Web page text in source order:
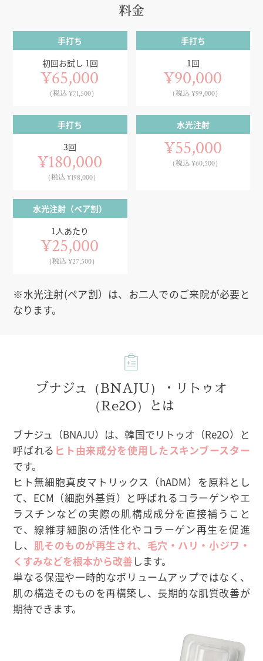
料金
手打ち
初回お試し 1回
¥65,000
（税込 ¥71,500）
手打ち
1回
¥90,000
（税込 ¥99,000）
手打ち
3回
¥180,000
（税込 ¥198,000）
水光注射
¥55,000
（税込 ¥60,500）
水光注射（ペア割）
1人あたり
¥25,000
（税込 ¥27,500）
※水光注射(ペア割）は、お二人でのご来院が必要と
なります。
ブナジュ（BNAJU）・リトゥオ
（Re2O）とは
ブナジュ（BNAJU）は、韓国でリトゥオ（Re2O）と
呼ばれる ヒト由来成分を使用したスキンブースター
です。
ヒト無細胞真皮マトリックス（hADM）を原料とし
て、ECM（細胞外基質）と呼ばれるコラーゲンやエ
ラスチンなどの実際の肌構成成分を直接補うこと
で、線維芽細胞の活性化やコラーゲン再生を促進
し、 肌そのものが再生され、毛穴・ハリ・小ジワ・
くすみなどを根本から改善 します。
単なる保湿や一時的なボリュームアップではなく、
肌の構造そのものを再構築し、長期的な肌質改善が
期待できます。